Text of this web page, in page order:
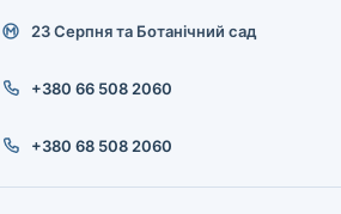
23 Серпня та Ботанічний сад
+380 66 508 2060
+380 68 508 2060